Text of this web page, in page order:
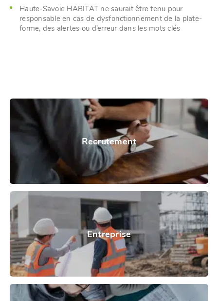
Haute-Savoie HABITAT ne saurait être tenu pour
responsable en cas de dysfonctionnement de la plate-
forme, des alertes ou d’erreur dans les mots clés
Recrutement
Entreprise